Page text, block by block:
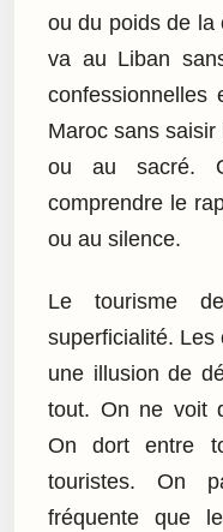
ou du poids de la
va au Liban
confessionnelles
Maroc sans
ou au sacré.
comprendre le
ou au silence.
Le tourisme
superficialité. Les
une illusion de
tout. On ne voit
On dort entre
touristes. On
fréquente que